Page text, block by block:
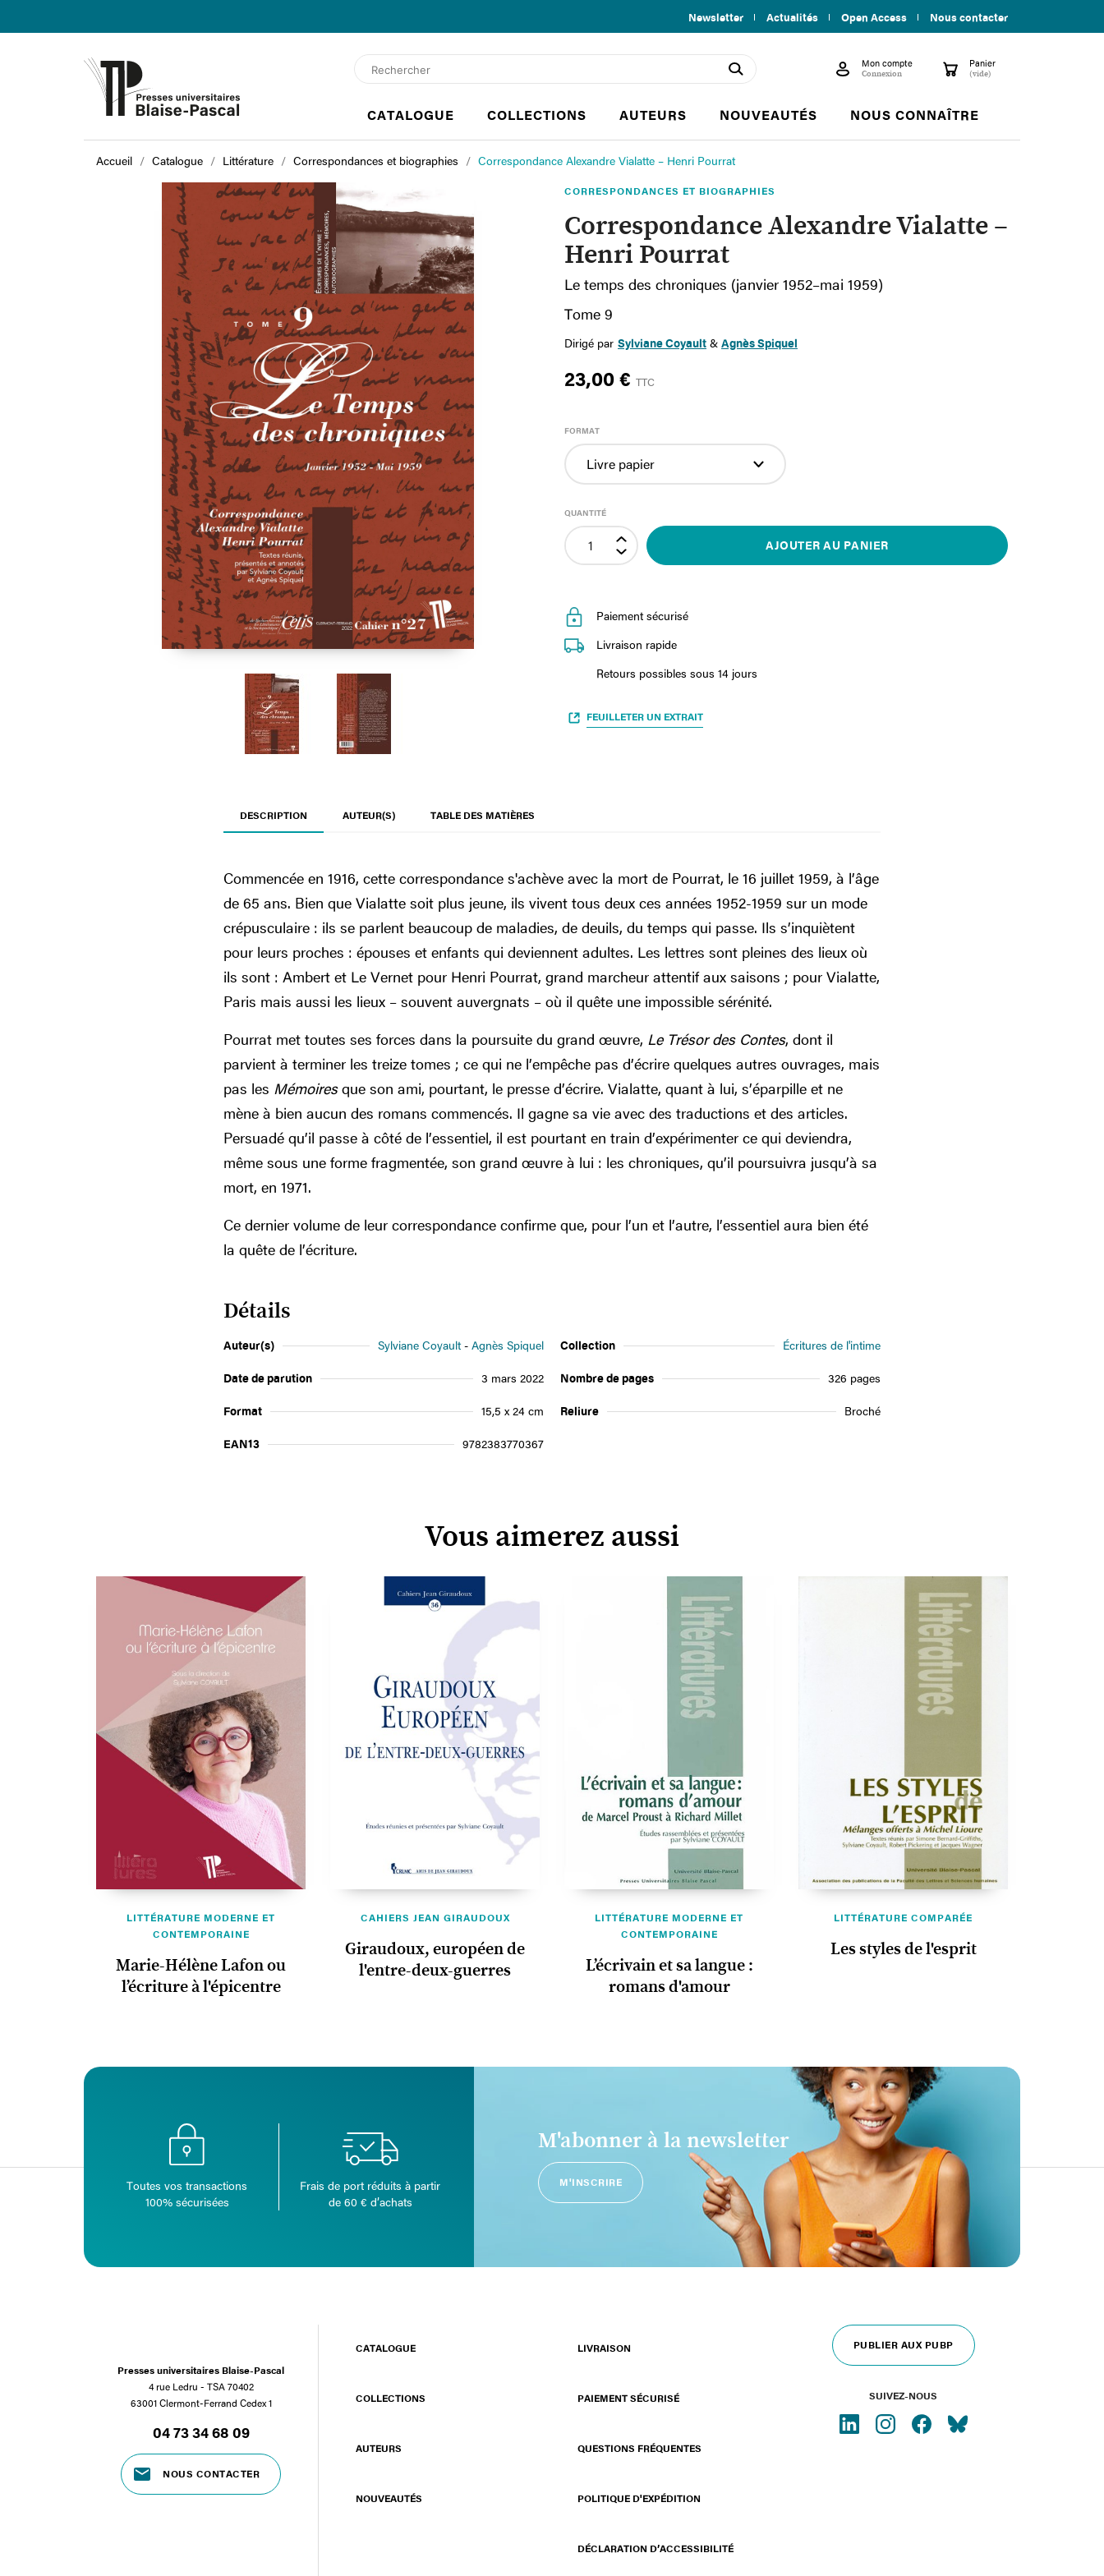
Newsletter Actualités Open Access Nous contacter
search  Mon compte
Connexion shopping_cart Panier
(vide)
CATALOGUE COLLECTIONS AUTEURS NOUVEAUTÉS NOUS CONNAÎTRE
Accueil Catalogue Littérature Correspondances et biographies Correspondance Alexandre Vialatte – Henri Pourrat
CORRESPONDANCES ET BIOGRAPHIES
Correspondance Alexandre Vialatte –
Henri Pourrat
Le temps des chroniques (janvier 1952–mai 1959)
Tome 9
Dirigé par Sylviane Coyault & Agnès Spiquel
23,00 € TTC
FORMAT
QUANTITÉ
AJOUTER AU PANIER
Paiement sécurisé
Livraison rapide
Retours possibles sous 14 jours
FEUILLETER UN EXTRAIT
DESCRIPTION AUTEUR(S) TABLE DES MATIÈRES
Commencée en 1916, cette correspondance s'achève avec la mort de Pourrat, le 16 juillet 1959, à l’âge
de 65 ans. Bien que Vialatte soit plus jeune, ils vivent tous deux ces années 1952-1959 sur un mode
crépusculaire : ils se parlent beaucoup de maladies, de deuils, du temps qui passe. Ils s’inquiètent
pour leurs proches : épouses et enfants qui deviennent adultes. Les lettres sont pleines des lieux où
ils sont : Ambert et Le Vernet pour Henri Pourrat, grand marcheur attentif aux saisons ; pour Vialatte,
Paris mais aussi les lieux – souvent auvergnats – où il quête une impossible sérénité.
Pourrat met toutes ses forces dans la poursuite du grand œuvre, Le Trésor des Contes, dont il
parvient à terminer les treize tomes ; ce qui ne l’empêche pas d’écrire quelques autres ouvrages, mais
pas les Mémoiresque son ami, pourtant, le presse d’écrire. Vialatte, quant à lui, s’éparpille et ne
mène à bien aucun des romans commencés. Il gagne sa vie avec des traductions et des articles.
Persuadé qu’il passe à côté de l’essentiel, il est pourtant en train d’expérimenter ce qui deviendra,
même sous une forme fragmentée, son grand œuvre à lui : les chroniques, qu’il poursuivra jusqu’à sa
mort, en 1971.
Ce dernier volume de leur correspondance confirme que, pour l’un et l’autre, l’essentiel aura bien été
la quête de l’écriture.
Détails
Auteur(s) Sylviane Coyault Agnès Spiquel Collection Écritures de l'intime
Date de parution 3 mars 2022 Nombre de pages 326 pages
Format 15,5 x 24 cm Reliure Broché
EAN13 9782383770367
Vous aimerez aussi
LITTÉRATURE MODERNE ET
CONTEMPORAINE
Marie-Hélène Lafon ou
l’écriture à l'épicentre
CAHIERS JEAN GIRAUDOUX
Giraudoux, européen de
l'entre-deux-guerres
LITTÉRATURE MODERNE ET
CONTEMPORAINE
L’écrivain et sa langue :
romans d'amour
LITTÉRATURE COMPARÉE
Les styles de l'esprit
Toutes vos transactions
100% sécurisées
Frais de port réduits à partir
de 60 € d’achats
M'abonner à la newsletter
M'INSCRIRE
Presses universitaires Blaise-Pascal
4 rue Ledru - TSA 70402
63001 Clermont-Ferrand Cedex 1
04 73 34 68 09
NOUS CONTACTER
CATALOGUE
COLLECTIONS
AUTEURS
NOUVEAUTÉS
LIVRAISON
PAIEMENT SÉCURISÉ
QUESTIONS FRÉQUENTES
POLITIQUE D'EXPÉDITION
DÉCLARATION D’ACCESSIBILITÉ
PUBLIER AUX PUBP
SUIVEZ-NOUS